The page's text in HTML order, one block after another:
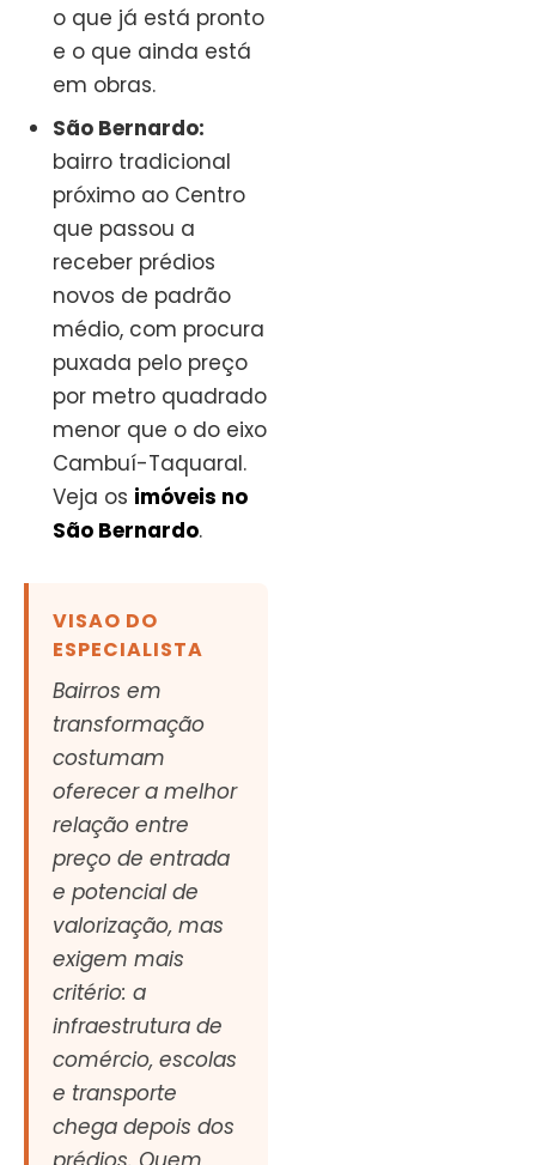
o que já está pronto
e o que ainda está
em obras.
São Bernardo:
bairro tradicional
próximo ao Centro
que passou a
receber prédios
novos de padrão
médio, com procura
puxada pelo preço
por metro quadrado
menor que o do eixo
Cambuí-Taquaral.
Veja os imóveis no
São Bernardo.
VISAO DO
ESPECIALISTA
Bairros em
transformação
costumam
oferecer a melhor
relação entre
preço de entrada
e potencial de
valorização, mas
exigem mais
critério: a
infraestrutura de
comércio, escolas
e transporte
chega depois dos